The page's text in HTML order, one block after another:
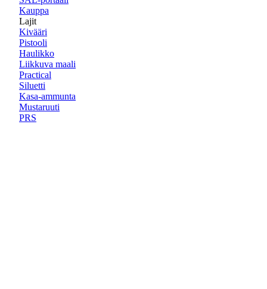
Kauppa
Lajit
Kivääri
Pistooli
Haulikko
Liikkuva maali
Practical
Siluetti
Kasa-ammunta
Mustaruuti
PRS